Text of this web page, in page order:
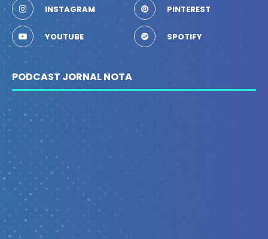
INSTAGRAM PINTEREST
YOUTUBE SPOTIFY
PODCAST JORNAL NOTA